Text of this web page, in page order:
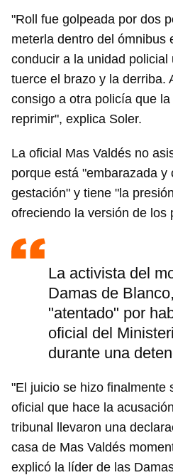
"Roll fue golpeada por dos
meterla dentro del ómnibus
conducir a la unidad
tuerce el brazo y la derriba.
consigo a otra policía que
reprimir", explica Soler.
La oficial Mas Valdés no
porque está "embarazada y
gestación" y tiene "la
ofreciendo la versión de los
La activista del
Damas de
"atentado" por
oficial del
durante una
"El juicio se hizo finalmente
oficial que hace la
tribunal llevaron una
casa de Mas Valdés
explicó la líder de las